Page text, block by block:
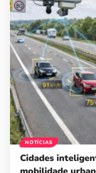
NOTÍCIAS
Cidades